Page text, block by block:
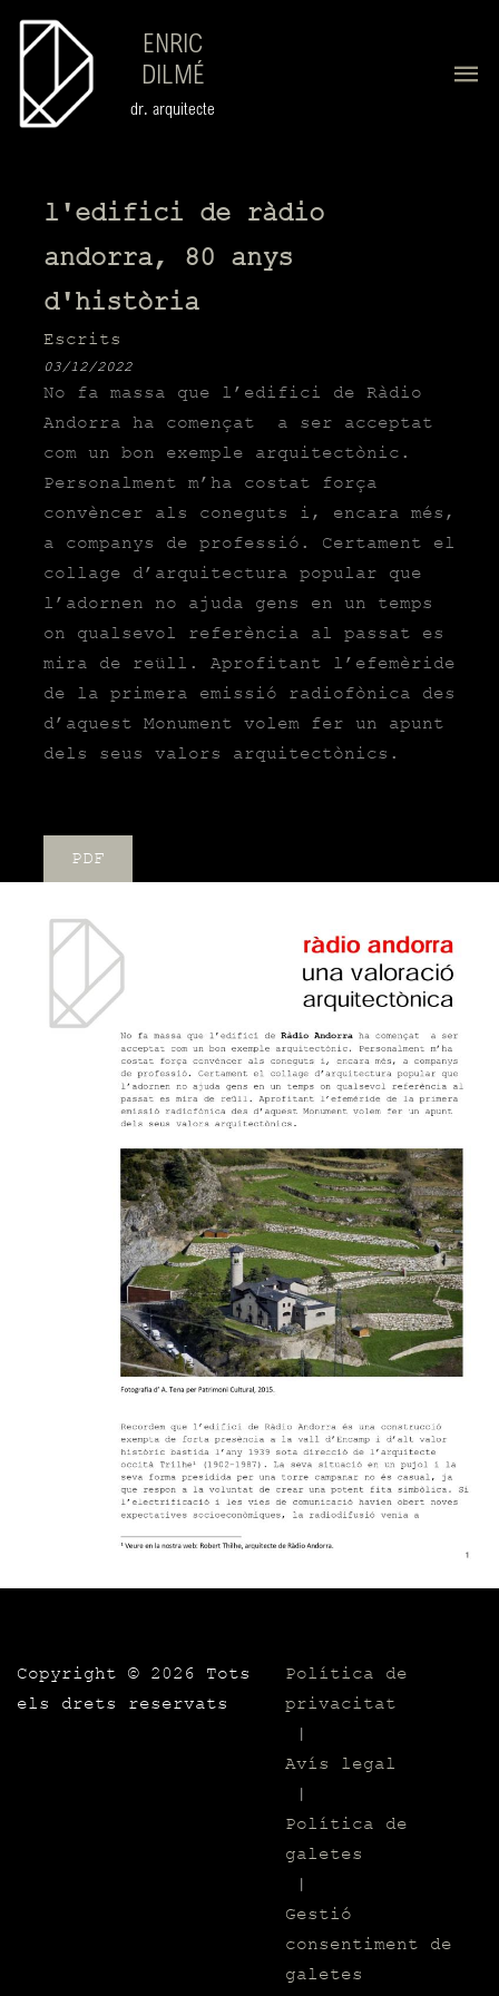
ENRIC
DILMÉ
dr. arquitecte
l'edifici de ràdio
andorra, 80 anys
d'història
Escrits
03/12/2022
No fa massa que l’edifici de Ràdio
Andorra ha començat a ser acceptat
com un bon exemple arquitectònic.
Personalment m’ha costat força
convèncer als coneguts i, encara més,
a companys de professió. Certament el
collage d’arquitectura popular que
l’adornen no ajuda gens en un temps
on qualsevol referència al passat es
mira de reüll. Aprofitant l’efemèride
de la primera emissió radiofònica des
d’aquest Monument volem fer un apunt
dels seus valors arquitectònics.
PDF
Copyright © 2026 Tots
els drets reservats
Política de
privacitat
|
Avís legal
|
Política de
galetes
|
Gestió
consentiment de
galetes